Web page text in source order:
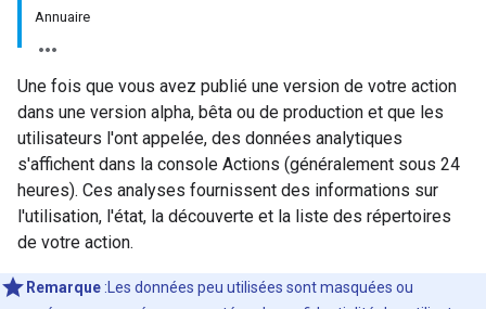
Annuaire
Une fois que vous avez publié une version de votre action
dans une version alpha, bêta ou de production et que les
utilisateurs l'ont appelée, des données analytiques
s'affichent dans la console Actions (généralement sous 24
heures). Ces analyses fournissent des informations sur
l'utilisation, l'état, la découverte et la liste des répertoires
de votre action.
Remarque :Les données peu utilisées sont masquées ou